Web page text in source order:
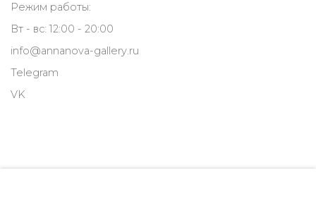
Режим работы:
Вт - вс: 12:00 - 20:00
info@annanova-gallery.ru
Telegram
VK